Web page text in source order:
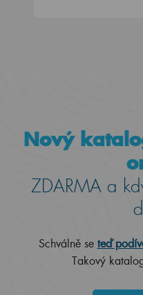
Nový
ZDARMA a
Schválně se teď
Takový